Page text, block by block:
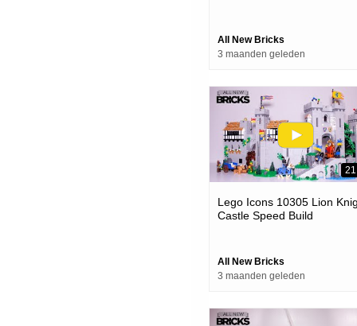
All New Bricks
3 maanden geleden
Lego Icons 10305 Lion
Castle Speed Build
All New Bricks
3 maanden geleden